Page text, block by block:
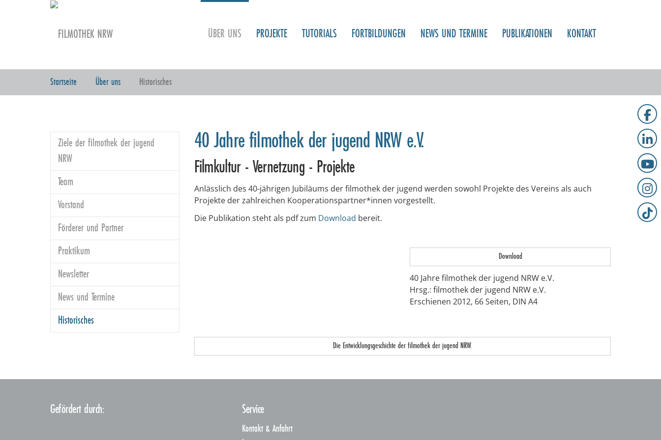
Skip to main content
ÜBER UNS PROJEKTE TUTORIALS FORTBILDUNGEN NEWS UND TERMINE PUBLIKATIONEN KONTAKT
Startseite Über uns Historisches
Ziele der filmothek der jugend
NRW
Team
Vorstand
Förderer und Partner
Praktikum
Newsletter
News und Termine
Historisches
40 Jahre filmothek der jugend NRW e.V.
Filmkultur - Vernetzung - Projekte
Anlässlich des 40-jährigen Jubiläums der filmothek der jugend werden sowohl Projekte des Vereins als auch
Projekte der zahlreichen Kooperationspartner*innen vorgestellt.
Die Publikation steht als pdf zum Download bereit.
Download
40 Jahre filmothek der jugend NRW e.V.
Hrsg.: filmothek der jugend NRW e.V.
Erschienen 2012, 66 Seiten, DIN A4
Die Entwicklungsgeschichte der filmothek der jugend NRW.
Gefördert durch: Service
Kontakt & Anfahrt